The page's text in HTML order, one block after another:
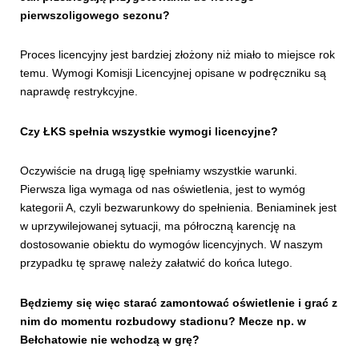
pierwszoligowego sezonu?
Proces licencyjny jest bardziej złożony niż miało to miejsce rok
temu. Wymogi Komisji Licencyjnej opisane w podręczniku są
naprawdę restrykcyjne.
Czy ŁKS spełnia wszystkie wymogi licencyjne?
Oczywiście na drugą ligę spełniamy wszystkie warunki.
Pierwsza liga wymaga od nas oświetlenia, jest to wymóg
kategorii A, czyli bezwarunkowy do spełnienia. Beniaminek jest
w uprzywilejowanej sytuacji, ma półroczną karencję na
dostosowanie obiektu do wymogów licencyjnych. W naszym
przypadku tę sprawę należy załatwić do końca lutego.
Będziemy się więc starać zamontować oświetlenie i grać z
nim do momentu rozbudowy stadionu? Mecze np. w
Bełchatowie nie wchodzą w grę?